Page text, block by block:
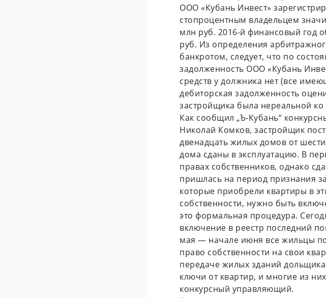
ООО «Кубань Инвест»
стопроцентным владельцем
млн руб. 2016-й финансовый год
руб. Из определения
банкротом, следует, что по
задолженность ООО «Кубань
средств у должника нет (все
дебиторская задолженность
застройщика была нереальной
Как сообщил „Ъ-Кубань“
Николай Комков, застройщик
двенадцать жилых домов от
дома сданы в эксплуатацию. В
правах собственников, однако
пришлась на период признания
которые приобрели квартиры в
собственности, нужно быть
это формальная процедура.
включение в реестр последний
мая — начале июня все жильцы
право собственности на свои
передаче жилых зданий
ключи от квартир, и многие из
конкурсный управляющий.